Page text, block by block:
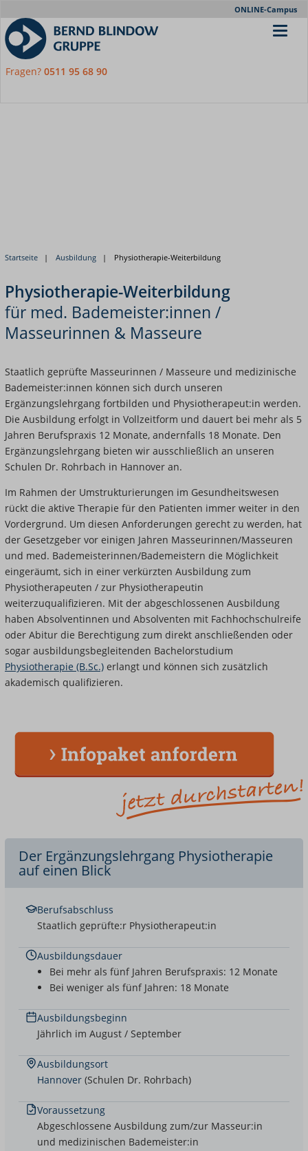
Nav
ONLINE-Campus
Fragen? 0511 95 68 90
Startseite Ausbildung Physiotherapie-Weiterbildung
Physiotherapie-Weiterbildung
für med. Bademeister:innen /
Masseurinnen & Masseure
Staatlich geprüfte Masseurinnen / Masseure und medizinische
Bademeister:innen können sich durch unseren
Ergänzungslehrgang fortbilden und Physiotherapeut:in werden.
Die Ausbildung erfolgt in Vollzeitform und dauert bei mehr als 5
Jahren Berufspraxis 12 Monate, andernfalls 18 Monate. Den
Ergänzungslehrgang bieten wir ausschließlich an unseren
Schulen Dr. Rohrbach in Hannover an.
Im Rahmen der Umstrukturierungen im Gesundheitswesen
rückt die aktive Therapie für den Patienten immer weiter in den
Vordergrund. Um diesen Anforderungen gerecht zu werden, hat
der Gesetzgeber vor einigen Jahren Masseurinnen/Masseuren
und med. Bademeisterinnen/Bademeistern die Möglichkeit
eingeräumt, sich in einer verkürzten Ausbildung zum
Physiotherapeuten / zur Physiotherapeutin
weiterzuqualifizieren. Mit der abgeschlossenen Ausbildung
haben Absolventinnen und Absolventen mit Fachhochschulreife
oder Abitur die Berechtigung zum direkt anschließenden oder
sogar ausbildungsbegleitenden Bachelorstudium
Physiotherapie (B.Sc.) erlangt und können sich zusätzlich
akademisch qualifizieren.
Der Ergänzungslehrgang Physiotherapie
auf einen Blick
Berufsabschluss
Staatlich geprüfte:r Physiotherapeut:in
Ausbildungsdauer
Bei mehr als fünf Jahren Berufspraxis: 12 Monate
Bei weniger als fünf Jahren: 18 Monate
Ausbildungsbeginn
Jährlich im August / September
Ausbildungsort
Hannover(Schulen Dr. Rohrbach)
Voraussetzung
Abgeschlossene Ausbildung zum/zur Masseur:in
und medizinischen Bademeister:in